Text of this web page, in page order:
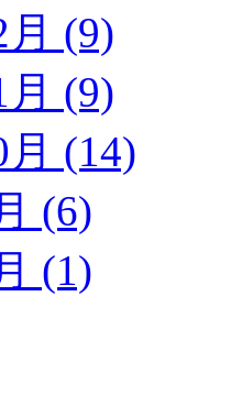
月 (9)
月 (9)
月 (14)
(6)
(1)